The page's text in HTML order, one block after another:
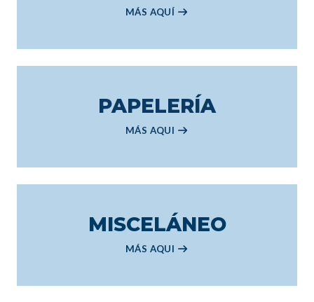
MÁS AQUÍ
PAPELERÍA
MÁS AQUI
MISCELÁNEO
MÁS AQUI